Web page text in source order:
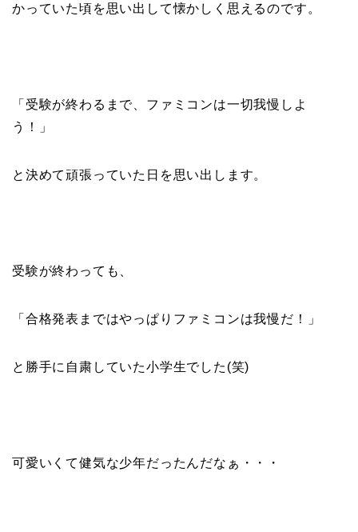
かっていた頃を思い出して懐かしく思えるのです。
「受験が終わるまで、ファミコンは一切我慢しよ
う！」
と決めて頑張っていた日を思い出します。
受験が終わっても、
「合格発表まではやっぱりファミコンは我慢だ！」
と勝手に自粛していた小学生でした(笑)
可愛いくて健気な少年だったんだなぁ・・・